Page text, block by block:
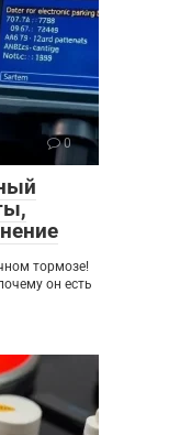
0
тормозе!
он есть